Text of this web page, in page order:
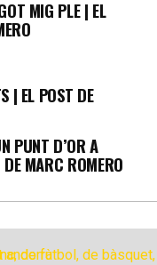
MIG PLE | EL
| EL POST DE
PUNT D’OR A
MARC ROMERO